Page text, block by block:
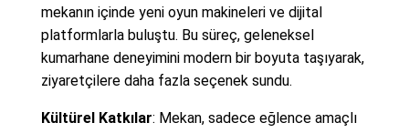
mekanın içinde yeni oyun makineleri ve dijital
platformlarla buluştu. Bu süreç, geleneksel
kumarhane deneyimini modern bir boyuta taşıyarak,
ziyaretçilere daha fazla seçenek sundu.
Kültürel Katkılar: Mekan, sadece eğlence amaçlı